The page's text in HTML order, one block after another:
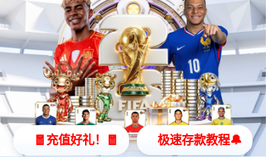
人
智能出行 智能家居 智能健康 创意配件